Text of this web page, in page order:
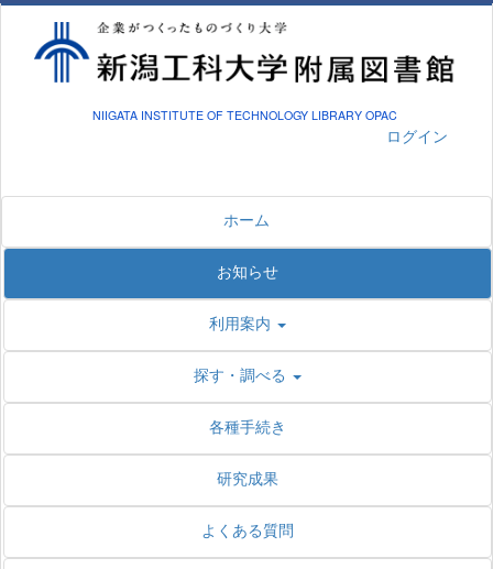
NIIGATA INSTITUTE OF TECHNOLOGY LIBRARY OPAC
ログイン
ホーム
お知らせ
利用案内
探す・調べる
各種手続き
研究成果
よくある質問